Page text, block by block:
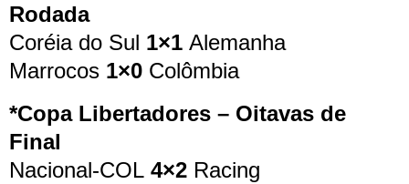
Rodada
Coréia do Sul 1×1 Alemanha
Marrocos 1×0 Colômbia
*Copa Libertadores – Oitavas de
Final
Nacional-COL 4×2 Racing